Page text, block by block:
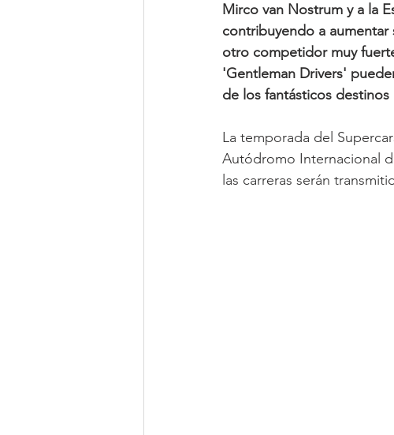
Mirco van Nostrum y a la
contribuyendo a
otro competidor muy
'Gentleman Drivers'
de los fantásticos
La temporada del
Autódromo Internacional
las carreras serán